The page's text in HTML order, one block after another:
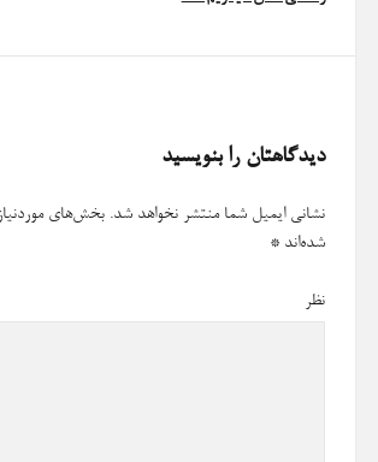
دیدگاهتان را بنویسید
نشانی ایمیل شما منتشر نخواهد شد. بخش‌های
شده‌اند*
نظر